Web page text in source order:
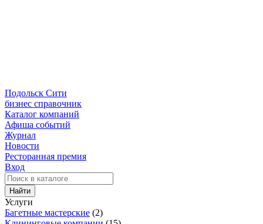
Подольск Сити
бизнес справочник
Каталог компаний
Афиша событий
Журнал
Новости
Ресторанная премия
Вход
Найти
Услуги
Багетные мастерские (2)